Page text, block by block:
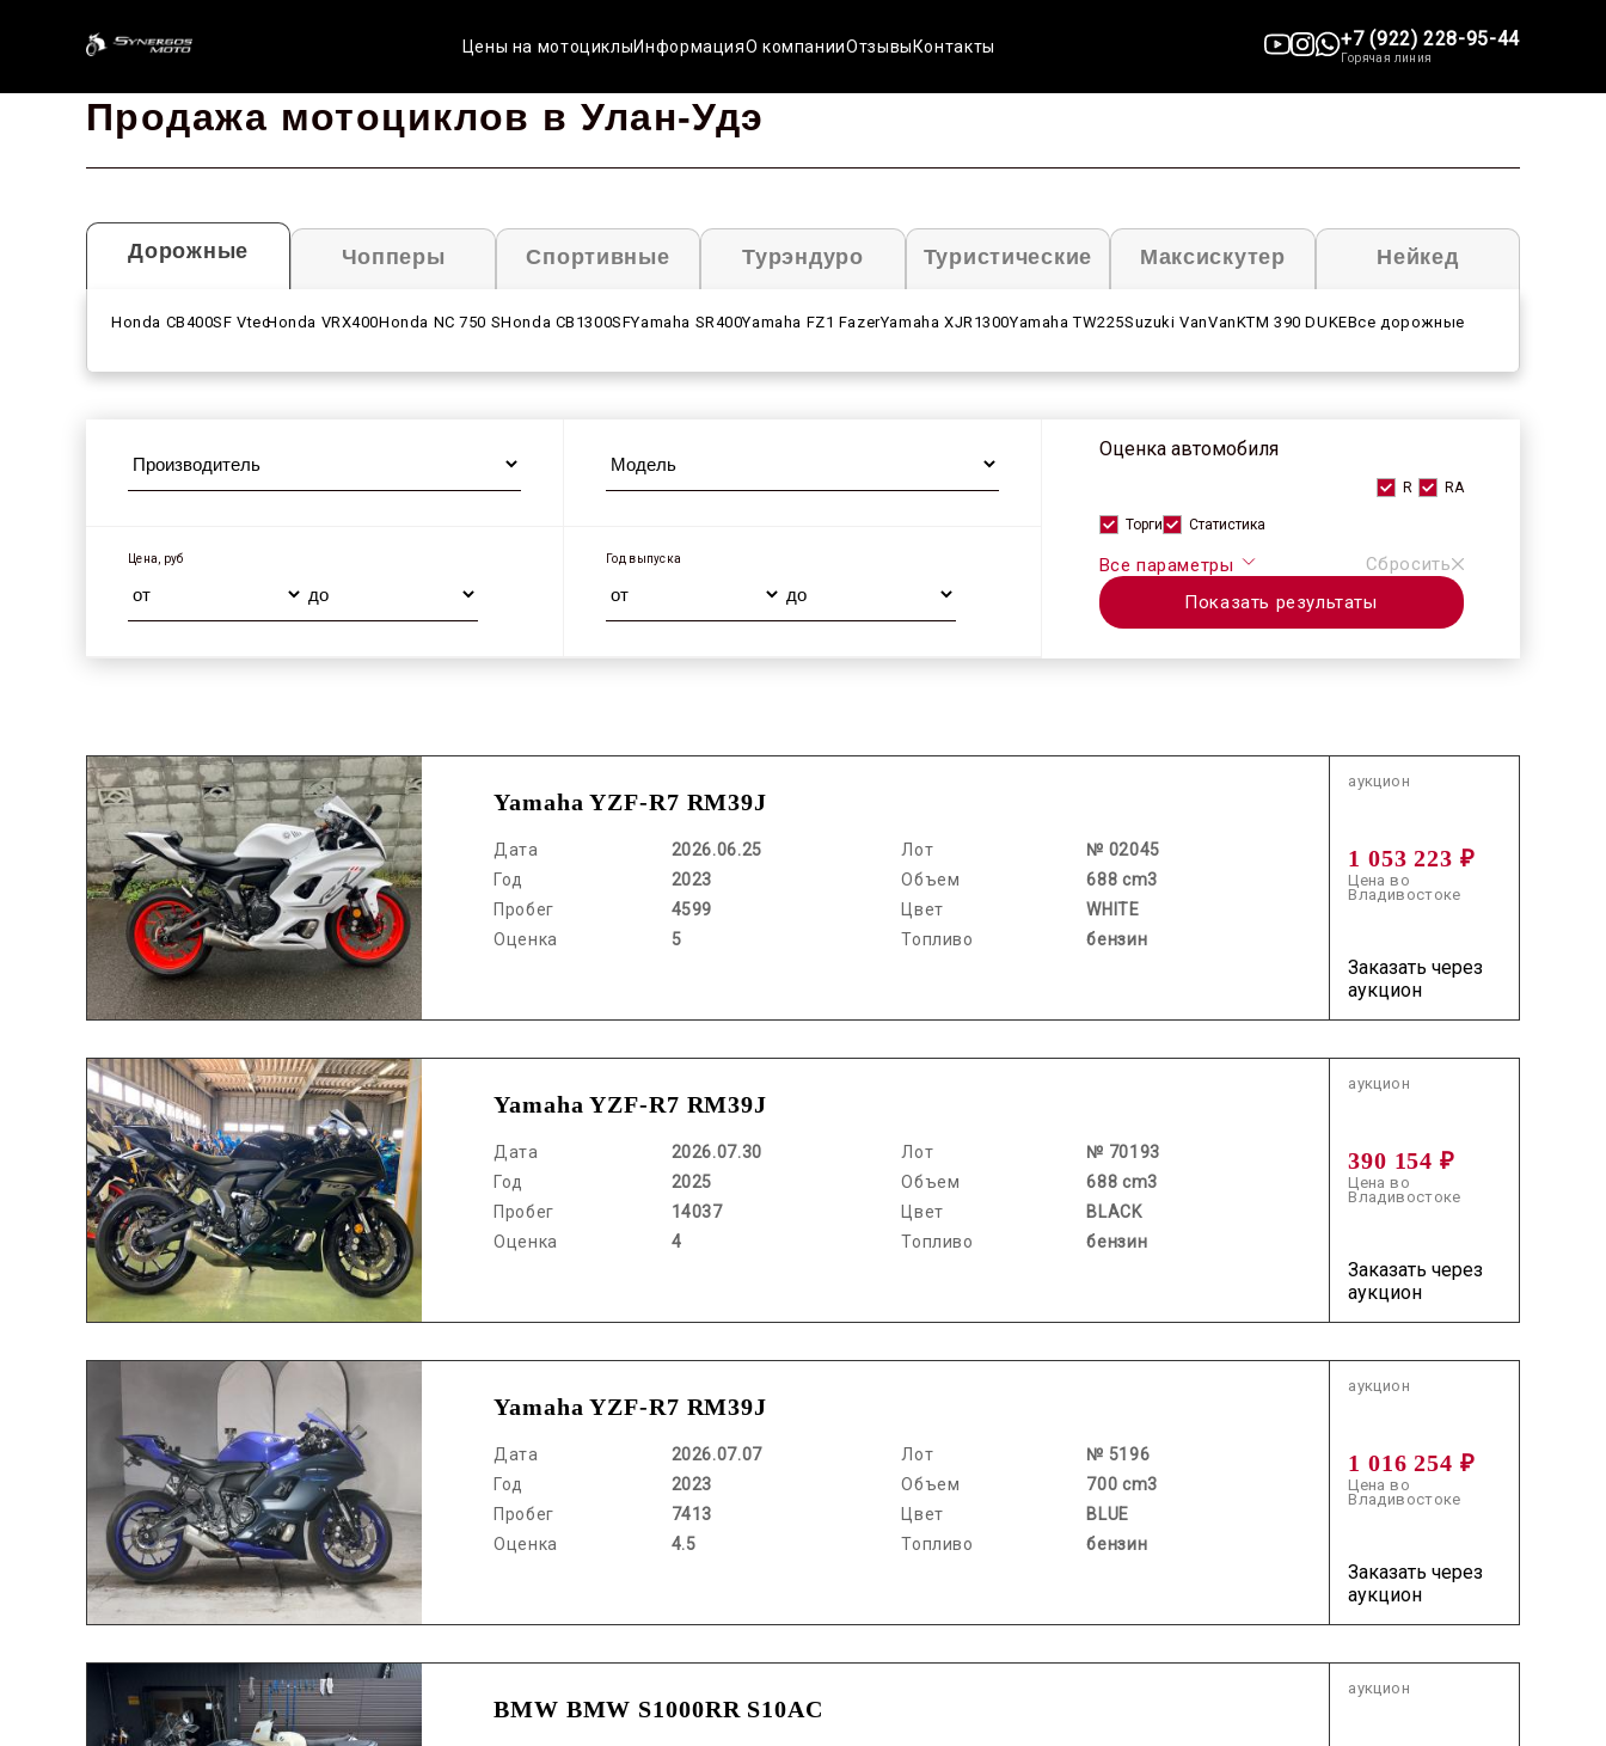
Цены на мотоциклыИнформацияО компанииОтзывы Контакты +7 (922) 228-95-44
Горячая линия
Продажа мотоциклов в Улан-Удэ
Дорожные Чопперы Спортивные Турэндуро Туристические Максискутер Нейкед
Honda CB400SF VtecHonda VRX400Honda NC 750 SHonda CB1300SFYamaha SR400Yamaha FZ1 FazerYamaha XJR1300Yamaha TW225Suzuki VanVanKTM 390 DUKEВсе дорожные
Цена, руб Год выпуска
Оценка автомобиля
R RA
Торги Статистика
Все параметры
Сбросить
Показать результаты
Yamaha YZF-R7 RM39J
Дата
2026.06.25
Год
2023
Пробег
4599
Оценка
5
Лот
№ 02045
Объем
688 cm3
Цвет
WHITE
Топливо
бензин
аукцион
1 053 223 ₽
Цена во
Владивостоке
Заказать через
аукцион
Yamaha YZF-R7 RM39J
Дата
2026.07.30
Год
2025
Пробег
14037
Оценка
4
Лот
№ 70193
Объем
688 cm3
Цвет
BLACK
Топливо
бензин
аукцион
390 154 ₽
Цена во
Владивостоке
Заказать через
аукцион
Yamaha YZF-R7 RM39J
Дата
2026.07.07
Год
2023
Пробег
7413
Оценка
4.5
Лот
№ 5196
Объем
700 cm3
Цвет
BLUE
Топливо
бензин
аукцион
1 016 254 ₽
Цена во
Владивостоке
Заказать через
аукцион
BMW BMW S1000RR S10AC
аукцион